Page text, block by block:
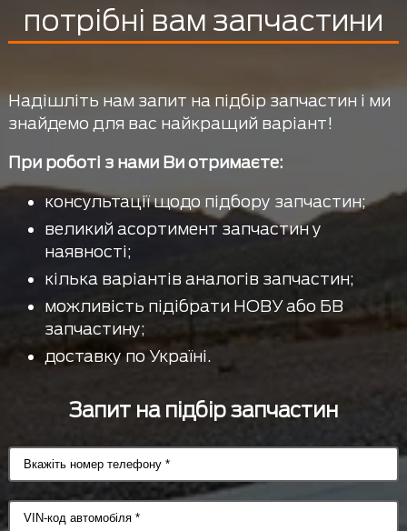
потрібні вам запчастини
Надішліть нам запит на підбір запчастин і ми
знайдемо для вас найкращий варіант!
При роботі з нами Ви отримаєте:
консультації щодо підбору запчастин;
великий асортимент запчастин у
наявності;
кілька варіантів аналогів запчастин;
можливість підібрати НОВУ або БВ
запчастину;
доставку по Україні.
Запит на підбір запчастин